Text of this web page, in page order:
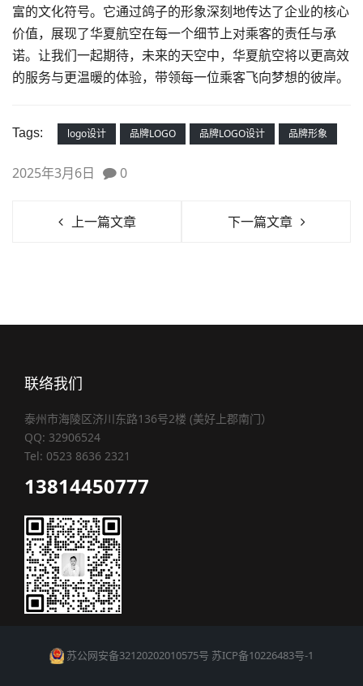
富的文化符号。它通过鸽子的形象深刻地传达了企业的核心
价值，展现了华夏航空在每一个细节上对乘客的责任与承
诺。让我们一起期待，未来的天空中，华夏航空将以更高效
的服务与更温暖的体验，带领每一位乘客飞向梦想的彼岸。
Tags: logo设计 品牌LOGO 品牌LOGO设计 品牌形象
2025年3月6日 0
上一篇文章 下一篇文章
联络我们
泰州市海陵区济川东路136号2楼 (美好上郡南门）
QQ: 32906524
Tel: 0523 8636 2321
13814450777
苏公网安备32120202010575号 苏ICP备10226483号-1